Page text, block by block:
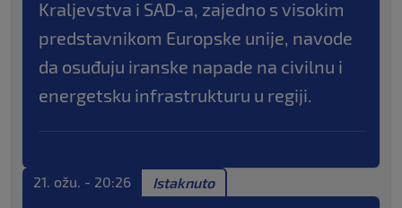
Kraljevstva i SAD-a, zajedno s visokim
predstavnikom Europske unije, navode
da osuđuju iranske napade na civilnu i
energetsku infrastrukturu u regiji.
21. ožu. - 20:26 Istaknuto